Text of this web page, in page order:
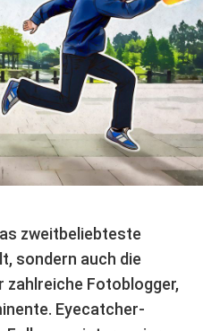
zweitbeliebteste
sondern auch die
zahlreiche Fotoblogger,
Eyecatcher-